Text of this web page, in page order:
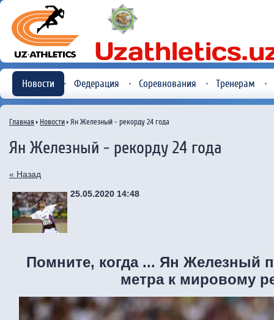
Новости Федерация Соревнования Тренерам
Главная Новости Ян Железный - рекорду 24 года
Ян Железный - рекорду 24 года
« Назад
25.05.2020 14:48
Помните, когда ... Ян Железный
метра к мировому